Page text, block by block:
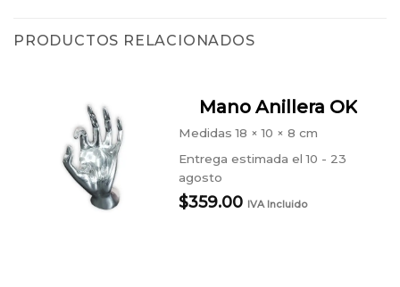
PRODUCTOS RELACIONADOS
Mano Anillera OK
Medidas18 × 10 × 8 cm
Entrega estimada el 10 - 23
agosto
$359.00 IVA Incluido